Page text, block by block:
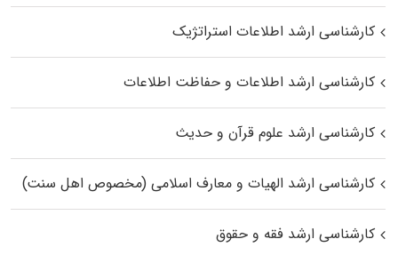
کارشناسی ارشد اطلاعات استراتژیک
کارشناسی ارشد اطلاعات و حفاظت اطلاعات
کارشناسی ارشد علوم قرآن و حدیث
کارشناسی ارشد الهیات و معارف اسلامی (مخصوص اهل سنت)
کارشناسی ارشد فقه و حقوق